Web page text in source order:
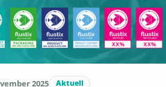
Produkte neu zertifiziert …
2025 Aktuell